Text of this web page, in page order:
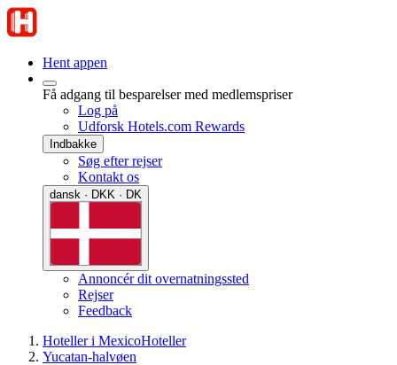
Hent appen
Få adgang til besparelser med medlemspriser
Log på
Udforsk Hotels.com Rewards
Indbakke
Søg efter rejser
Kontakt os
dansk · DKK · DK
Annoncér dit overnatningssted
Rejser
Feedback
Hoteller i MexicoHoteller
Yucatan-halvøen